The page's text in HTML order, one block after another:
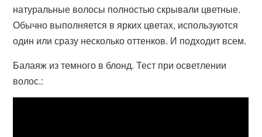
натуральные волосы полностью скрывали цветные.
Обычно выполняется в ярких цветах, используются
один или сразу несколько оттенков. И подходит всем.
Балаяж из темного в блонд. Тест при осветлении
волос.: